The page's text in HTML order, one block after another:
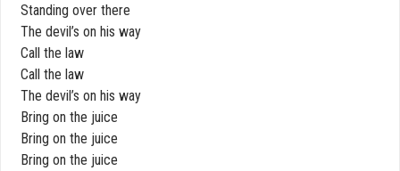
Standing over there
The devil’s on his way
Call the law
Call the law
The devil’s on his way
Bring on the juice
Bring on the juice
Bring on the juice